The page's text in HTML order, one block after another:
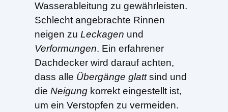
Wasserableitung zu gewährleisten.
Schlecht angebrachte Rinnen
neigen zu Leckagen und
Verformungen. Ein erfahrener
Dachdecker wird darauf achten,
dass alle Übergänge glattsind und
die Neigung korrekt eingestellt ist,
um ein Verstopfen zu vermeiden.